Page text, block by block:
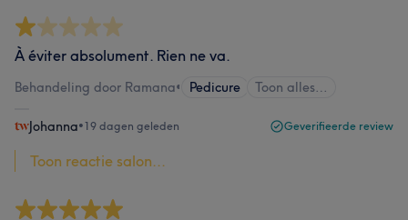
À éviter absolument. Rien ne va.
Behandeling door Ramana• Pedicure Toon alles…
Johanna•19 dagen geleden Geverifieerde review
Toon reactie salon...